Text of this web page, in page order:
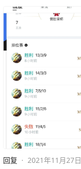
回复 · 2021年11月27日